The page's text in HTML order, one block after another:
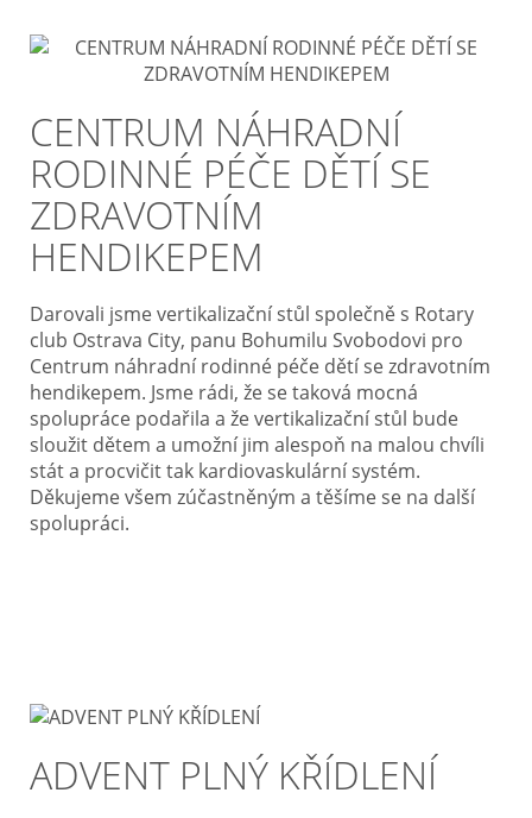
CENTRUM NÁHRADNÍ
RODINNÉ PÉČE DĚTÍ SE
ZDRAVOTNÍM
HENDIKEPEM
Darovali jsme vertikalizační stůl společně s Rotary
club Ostrava City, panu Bohumilu Svobodovi pro
Centrum náhradní rodinné péče dětí se zdravotním
hendikepem. Jsme rádi, že se taková mocná
spolupráce podařila a že vertikalizační stůl bude
sloužit dětem a umožní jim alespoň na malou chvíli
stát a procvičit tak kardiovaskulární systém.
Děkujeme všem zúčastněným a těšíme se na další
spolupráci.
ADVENT PLNÝ KŘÍDLENÍ